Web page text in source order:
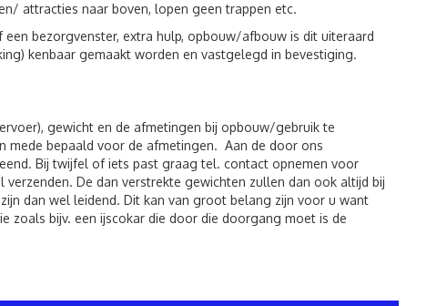
attracties naar boven, lopen geen trappen etc.
bezorgvenster, extra hulp, opbouw/afbouw is dit uiteraard
kenbaar gemaakt worden en vastgelegd in bevestiging.
gewicht en de afmetingen bij opbouw/gebruik te
mede bepaald voor de afmetingen. Aan de door ons
Bij twijfel of iets past graag tel. contact opnemen voor
De dan verstrekte gewichten zullen dan ook altijd bij
dan wel leidend. Dit kan van groot belang zijn voor u want
zoals bijv. een ijscokar die door die doorgang moet is de